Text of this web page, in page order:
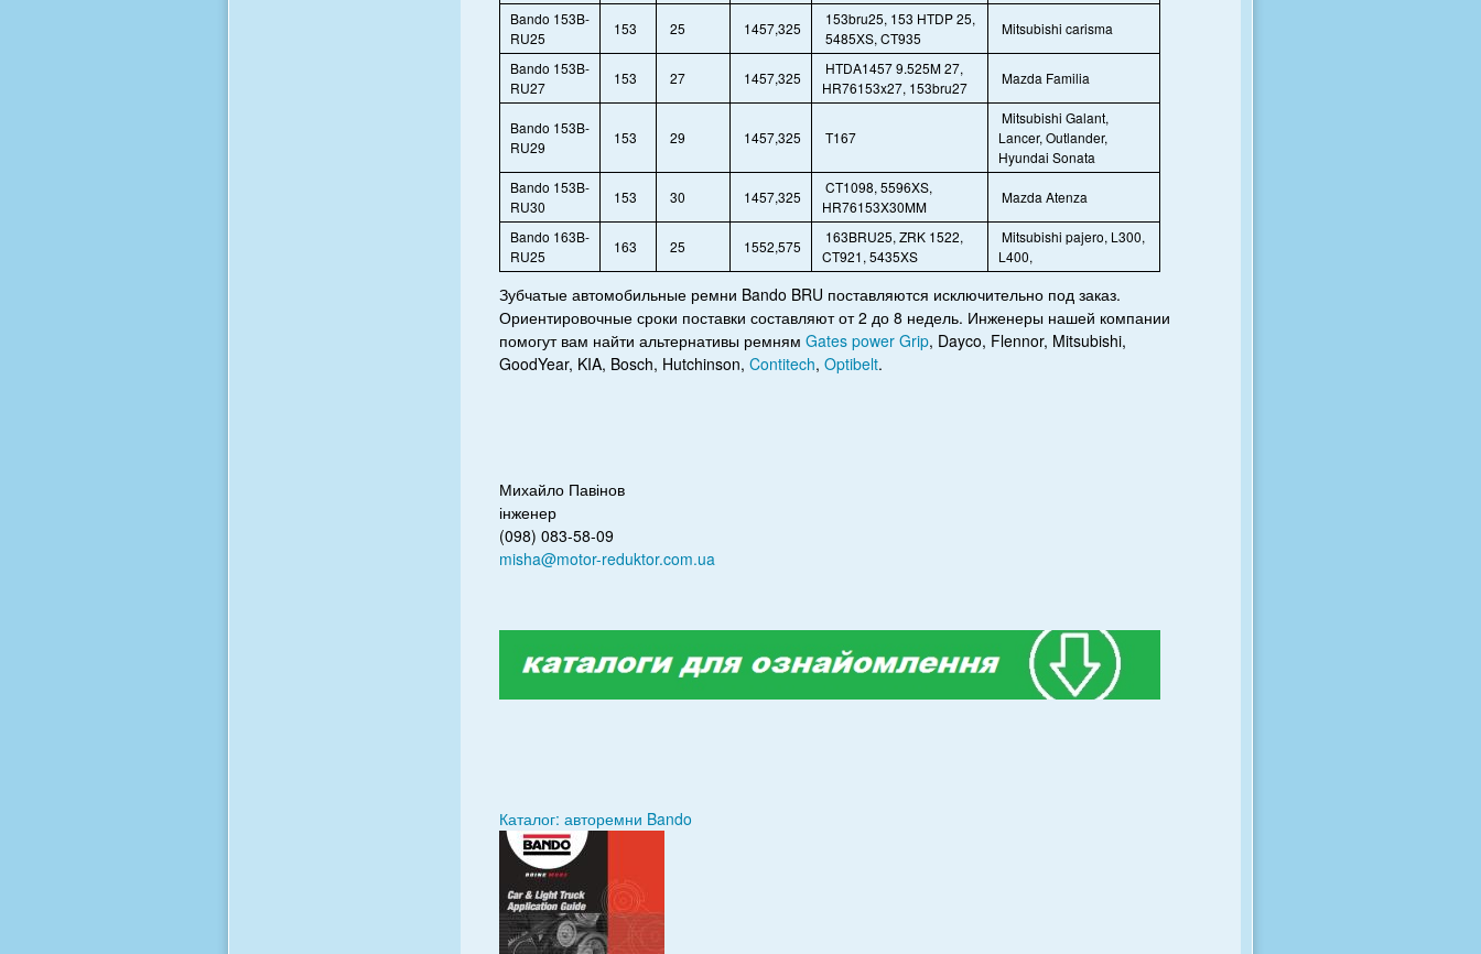
Bando 153B-
RU25
153 25 1457,325
153bru25, 153 HTDP 25,
5485XS, CT935
Mitsubishi carisma
Bando 153B-
RU27
153 27 1457,325
HTDA1457 9.525M 27,
HR76153x27, 153bru27
Mazda Familia
Bando 153B-
RU29
153 29 1457,325 T167
Mitsubishi Galant,
Lancer, Outlander,
Hyundai Sonata
Bando 153B-
RU30
153 30 1457,325
CT1098, 5596XS,
HR76153X30MM
Mazda Atenza
Bando 163B-
RU25
163 25 1552,575
163BRU25, ZRK 1522,
CT921, 5435XS
Mitsubishi pajero, L300,
L400,
Зубчатые автомобильные ремни Bando BRU поставляются исключительно под заказ.
Ориентировочные сроки поставки составляют от 2 до 8 недель. Инженеры нашей компании
помогут вам найти альтернативы ремням Gates power Grip, Dayco, Flennor, Mitsubishi,
GoodYear, KIA, Bosch, Hutchinson, Contitech, Optibelt.
Михайло Павінов
інженер
(098) 083-58-09
misha@motor-reduktor.com.ua
Каталог: авторемни Bando